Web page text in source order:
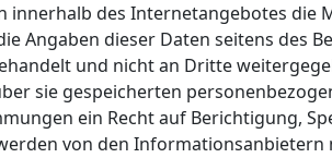
innerhalb des Internetangebotes
Angaben dieser Daten seitens des
und nicht an Dritte
sie gespeicherten
ein Recht auf Berichtigung,
von den Informationsanbietern